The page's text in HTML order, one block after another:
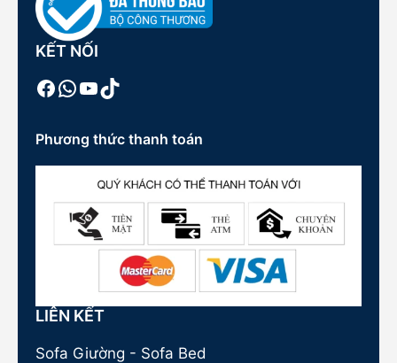
KẾT NỐI
Facebook
WhatsApp
Youtube
TikTok
Phương thức thanh toán
LIÊN KẾT
Sofa Giường - Sofa Bed